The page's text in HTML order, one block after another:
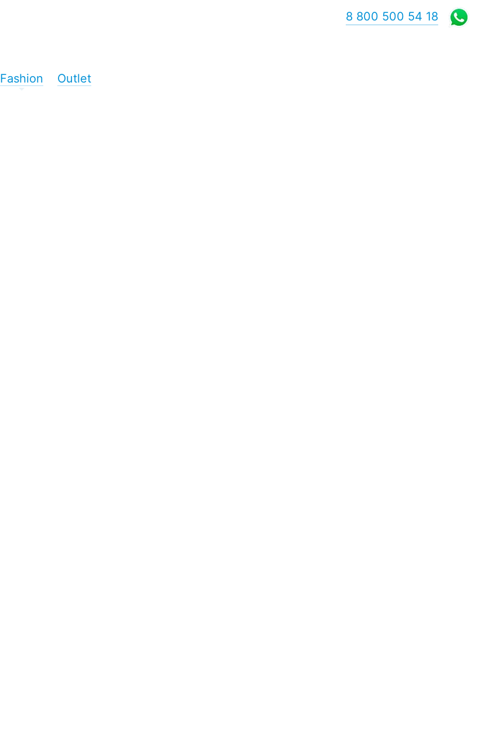
Fashion Outlet
8 800 500 54 18